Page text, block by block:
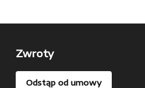
Zwroty
Odstąp od umowy